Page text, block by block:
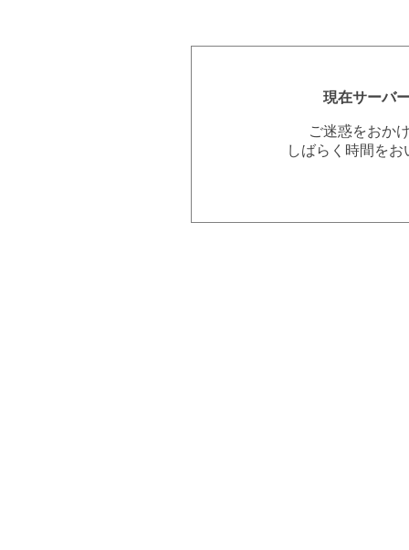
現在サーバ
ご迷惑をおか
しばらく時間を